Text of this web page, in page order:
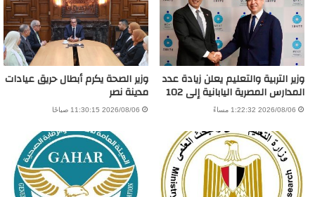
وزير التربية والتعليم يعلن زيادة عدد
المدارس المصرية اليابانية إلى 102
2026/08/06 1:22:32 مساءً
وزير الصحة يكرم أبطال حريق عيادات
مدينة نصر
2026/08/06 11:30:15 صباحًا